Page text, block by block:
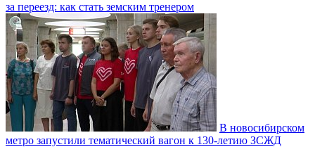
за переезд: как стать земским тренером
В новосибирском
метро запустили тематический вагон к 130-летию ЗСЖД